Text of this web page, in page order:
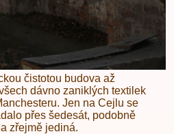
čistotou budova až
dávno zaniklých textilek
Jen na Cejlu se
přes šedesát, podobně
zřejmě jediná.